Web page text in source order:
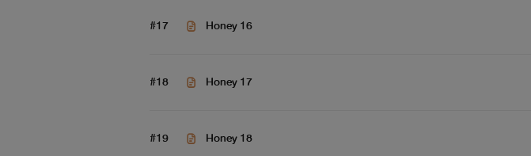
เปิดเซ็ตใหม่ค่า เย้ๆๆ เซ็ตนี้เป็นเซ็ตใสๆไร้NC (จริงเหรอ?) เป็นเ
#17 Honey 16
#18 Honey 17
#19 Honey 18